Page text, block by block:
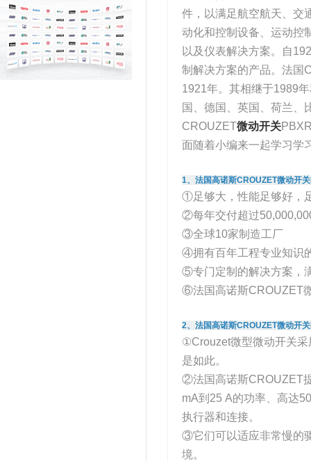
件，以满足航空航天、交
动化和控制设备、运动控
以及仪表解决方案。自
制解决方案的产品。法国
1921年。其相继于1989
国、德国、英国、荷兰、
CROUZET微动开关
面随着小编来一起学习学
1、法国高诺斯CROUZET微动开
①足够大，性能足够好，
②每年交付超过
③全球10家制造工厂
④拥有百年工程专业知识
⑤专门定制的解决方案，
⑥法国高诺斯CROUZET
2、法国高诺斯CROUZET微动开
①Crouzet微型微动开关采
是如此。
②法国高诺斯CROUZET
mA到25 A的功率、高达
执行器和连接。
③它们可以适应非常慢的
境。